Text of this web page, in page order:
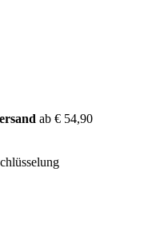
ab € 54,90